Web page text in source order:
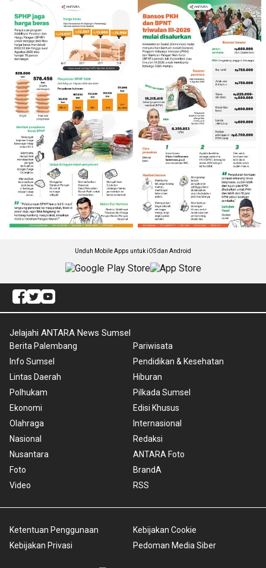
Unduh Mobile Apps untuk iOS dan Android
Jelajahi ANTARA News Sumsel
Berita Palembang
Info Sumsel
Lintas Daerah
Polhukam
Ekonomi
Olahraga
Nasional
Nusantara
Foto
Video
Pariwisata
Pendidikan & Kesehatan
Hiburan
Pilkada Sumsel
Edisi Khusus
Internasional
Redaksi
ANTARA Foto
BrandA
RSS
Ketentuan Penggunaan
Kebijakan Privasi
Kebijakan Cookie
Pedoman Media Siber